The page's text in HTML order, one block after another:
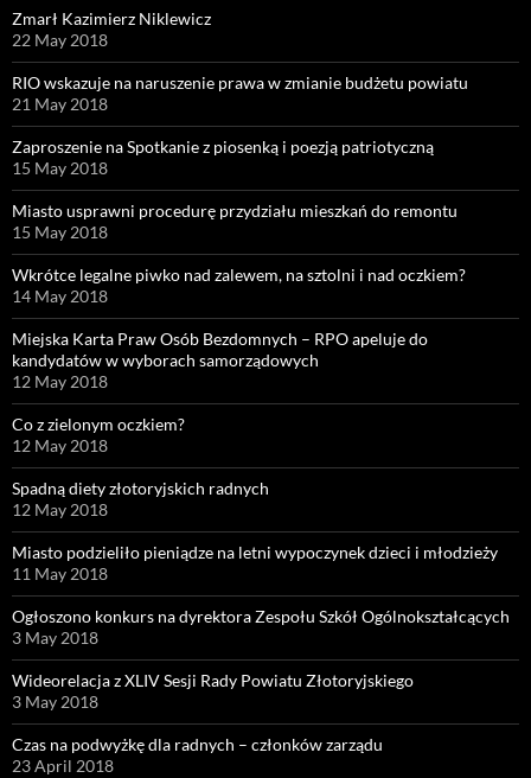
Zmarł Kazimierz Niklewicz
22 May 2018
RIO wskazuje na naruszenie prawa w zmianie budżetu powiatu
21 May 2018
Zaproszenie na Spotkanie z piosenką i poezją patriotyczną
15 May 2018
Miasto usprawni procedurę przydziału mieszkań do remontu
15 May 2018
Wkrótce legalne piwko nad zalewem, na sztolni i nad oczkiem?
14 May 2018
Miejska Karta Praw Osób Bezdomnych – RPO apeluje do
kandydatów w wyborach samorządowych
12 May 2018
Co z zielonym oczkiem?
12 May 2018
Spadną diety złotoryjskich radnych
12 May 2018
Miasto podzieliło pieniądze na letni wypoczynek dzieci i młodzieży
11 May 2018
Ogłoszono konkurs na dyrektora Zespołu Szkół Ogólnokształcących
3 May 2018
Wideorelacja z XLIV Sesji Rady Powiatu Złotoryjskiego
3 May 2018
Czas na podwyżkę dla radnych – członków zarządu
23 April 2018